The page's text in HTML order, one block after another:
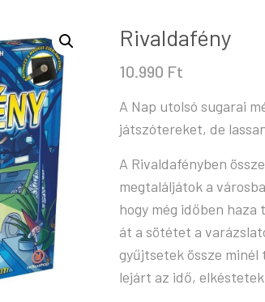
Rivaldafény
10.990 Ft
A Nap utolsó sugarai
játszótereket, de
A Rivaldafényben
megtaláljátok a
hogy még időben
át a sötétet a
gyűjtsetek össze
lejárt az idő,